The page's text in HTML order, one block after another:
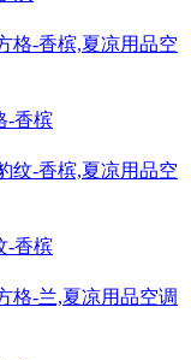
-香槟
-香槟